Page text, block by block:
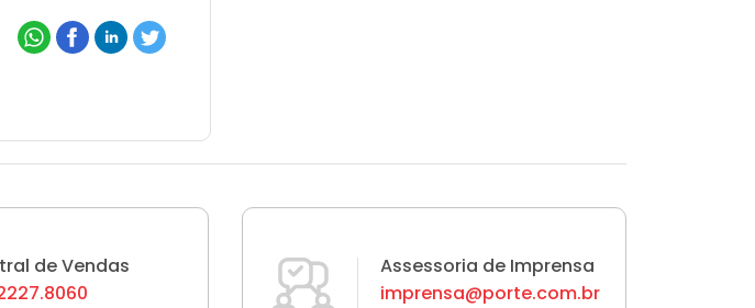
de Vendas
Assessoria de Imprensa
imprensa@porte.com.br